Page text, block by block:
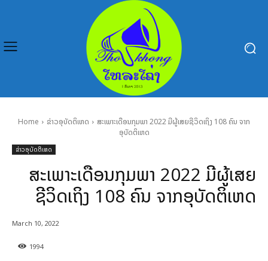
Home ຂ່າວອຸບັດຕິເຫດ
ສະເພາະເດືອນກຸມພາ 2022 ມີຜູ້ເສຍຊີວິດເຖິງ 108 ຄົນ ຈາກ
ອຸບັດຕິເຫດ
ຂ່າວອຸບັດຕິເຫດ
ສະເພາະເດືອນກຸມພາ 2022 ມີຜູ້ເສຍ
ຊີວິດເຖິງ 108 ຄົນ ຈາກອຸບັດຕິເຫດ
1994
March 10, 2022